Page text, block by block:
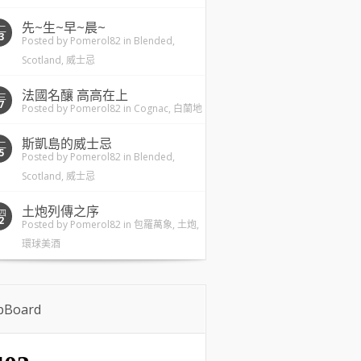
先~生~早~晨~
Posted by Pomerol82 in Blended,
Scotland, 威士忌
法國名釀 高高在上
Posted by Pomerol82 in Cognac, 白蘭地
斯凱島的威士忌
Posted by Pomerol82 in Blended,
Scotland, 威士忌
土炮列傳之序
Posted by Pomerol82 in 包羅萬象, 土炮,
環球美酒